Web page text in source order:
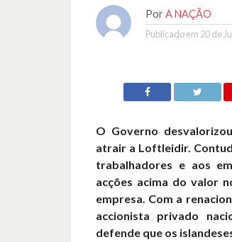
Por A NAÇÃO
Publicado em 20 de
O Governo
atrair a Loftleidir.
trabalhadores e aos
acções acima do valor
empresa. Com a
accionista privado
defende que os